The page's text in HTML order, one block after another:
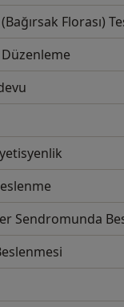
Florası)
Sendromunda